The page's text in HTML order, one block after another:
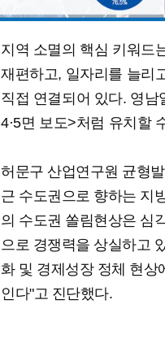
지역 소멸의 핵심 키워드
재편하고, 일자리를 늘리
직접 연결되어 있다. 영
4·5면 보도>처럼 유치할
허문구 산업연구원 균형
근 수도권으로 향하는 지
의 수도권 쏠림현상은 심
으로 경쟁력을 상실하고
화 및 경제성장 정체 현상
인다"고 진단했다.